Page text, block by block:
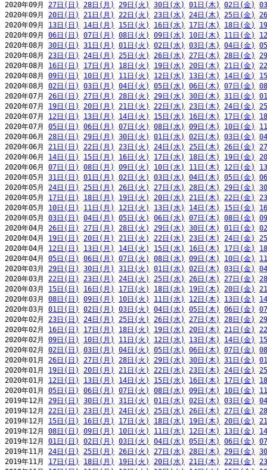
2020年09月 27日(日) 28日(月) 29日(火) 30日(水) 01日(木) 02日(金)
2020年09月 20日(日) 21日(月) 22日(火) 23日(水) 24日(木) 25日(金)
2020年09月 13日(日) 14日(月) 15日(火) 16日(水) 17日(木) 18日(金)
2020年09月 06日(日) 07日(月) 08日(火) 09日(水) 10日(木) 11日(金)
2020年08月 30日(日) 31日(月) 01日(火) 02日(水) 03日(木) 04日(金)
2020年08月 23日(日) 24日(月) 25日(火) 26日(水) 27日(木) 28日(金)
2020年08月 16日(日) 17日(月) 18日(火) 19日(水) 20日(木) 21日(金)
2020年08月 09日(日) 10日(月) 11日(火) 12日(水) 13日(木) 14日(金)
2020年08月 02日(日) 03日(月) 04日(火) 05日(水) 06日(木) 07日(金)
2020年07月 26日(日) 27日(月) 28日(火) 29日(水) 30日(木) 31日(金)
2020年07月 19日(日) 20日(月) 21日(火) 22日(水) 23日(木) 24日(金)
2020年07月 12日(日) 13日(月) 14日(火) 15日(水) 16日(木) 17日(金)
2020年07月 05日(日) 06日(月) 07日(火) 08日(水) 09日(木) 10日(金)
2020年06月 28日(日) 29日(月) 30日(火) 01日(水) 02日(木) 03日(金)
2020年06月 21日(日) 22日(月) 23日(火) 24日(水) 25日(木) 26日(金)
2020年06月 14日(日) 15日(月) 16日(火) 17日(水) 18日(木) 19日(金)
2020年06月 07日(日) 08日(月) 09日(火) 10日(水) 11日(木) 12日(金)
2020年05月 31日(日) 01日(月) 02日(火) 03日(水) 04日(木) 05日(金)
2020年05月 24日(日) 25日(月) 26日(火) 27日(水) 28日(木) 29日(金)
2020年05月 17日(日) 18日(月) 19日(火) 20日(水) 21日(木) 22日(金)
2020年05月 10日(日) 11日(月) 12日(火) 13日(水) 14日(木) 15日(金)
2020年05月 03日(日) 04日(月) 05日(火) 06日(水) 07日(木) 08日(金)
2020年04月 26日(日) 27日(月) 28日(火) 29日(水) 30日(木) 01日(金)
2020年04月 19日(日) 20日(月) 21日(火) 22日(水) 23日(木) 24日(金)
2020年04月 12日(日) 13日(月) 14日(火) 15日(水) 16日(木) 17日(金)
2020年04月 05日(日) 06日(月) 07日(火) 08日(水) 09日(木) 10日(金)
2020年03月 29日(日) 30日(月) 31日(火) 01日(水) 02日(木) 03日(金)
2020年03月 22日(日) 23日(月) 24日(火) 25日(水) 26日(木) 27日(金)
2020年03月 15日(日) 16日(月) 17日(火) 18日(水) 19日(木) 20日(金)
2020年03月 08日(日) 09日(月) 10日(火) 11日(水) 12日(木) 13日(金)
2020年03月 01日(日) 02日(月) 03日(火) 04日(水) 05日(木) 06日(金)
2020年02月 23日(日) 24日(月) 25日(火) 26日(水) 27日(木) 28日(金)
2020年02月 16日(日) 17日(月) 18日(火) 19日(水) 20日(木) 21日(金)
2020年02月 09日(日) 10日(月) 11日(火) 12日(水) 13日(木) 14日(金)
2020年02月 02日(日) 03日(月) 04日(火) 05日(水) 06日(木) 07日(金)
2020年01月 26日(日) 27日(月) 28日(火) 29日(水) 30日(木) 31日(金)
2020年01月 19日(日) 20日(月) 21日(火) 22日(水) 23日(木) 24日(金)
2020年01月 12日(日) 13日(月) 14日(火) 15日(水) 16日(木) 17日(金)
2020年01月 05日(日) 06日(月) 07日(火) 08日(水) 09日(木) 10日(金)
2019年12月 29日(日) 30日(月) 31日(火) 01日(水) 02日(木) 03日(金)
2019年12月 22日(日) 23日(月) 24日(火) 25日(水) 26日(木) 27日(金)
2019年12月 15日(日) 16日(月) 17日(火) 18日(水) 19日(木) 20日(金)
2019年12月 08日(日) 09日(月) 10日(火) 11日(水) 12日(木) 13日(金)
2019年12月 01日(日) 02日(月) 03日(火) 04日(水) 05日(木) 06日(金)
2019年11月 24日(日) 25日(月) 26日(火) 27日(水) 28日(木) 29日(金)
2019年11月 17日(日) 18日(月) 19日(火) 20日(水) 21日(木) 22日(金)